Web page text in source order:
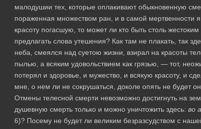
малодушии тех, которые оплакивают обыкновенную
пораженная множеством ран, и в самой мертвенности
красоту погасшую, то может ли кто быть столь
предлагать слова утешения? Как там не плакать, так
неба, смеялся над суетою жизни, взирал на красоты
пылью, а всяким удовольствием как грязью, — тот,
потерял и здоровье, и мужество, и всякую красоту, и
мне, о нем ли не сокрушаться, доколе опять не будет
Отмены телесной смерти невозможно достигнуть на
душевную смерть только и можно уничтожить здесь: во
6)? Посему не будет ли великим безразсудством с